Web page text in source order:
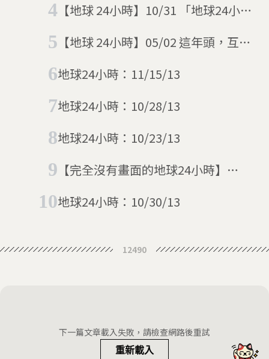
【地球 24小時】10/31 「地球24小
【地球 24小時】05/02 這年頭，互換
地球24小時：11/15/13
地球24小時：10/28/13
地球24小時：10/23/13
【完全沒有畫面的地球24小時】
地球24小時：10/30/13
12490
下一篇文章載入失敗，請檢查網路後重試
重新載入